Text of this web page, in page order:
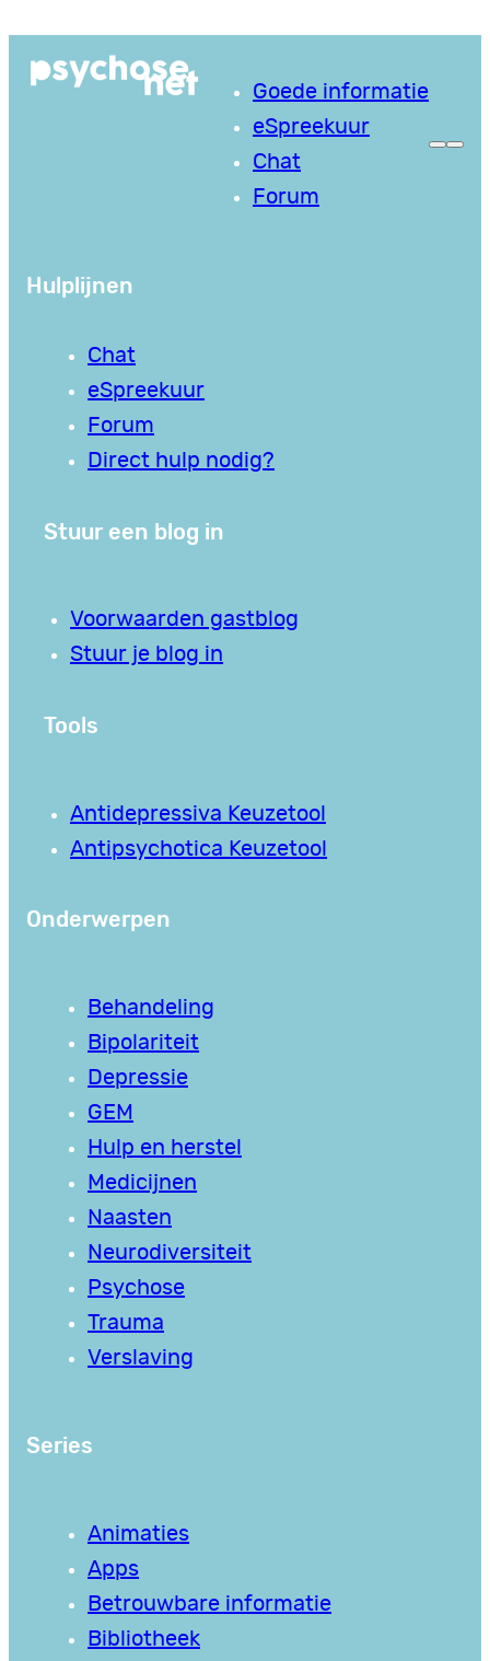
naar
Goede informatie
eSpreekuur
Chat
Forum
Hulplijnen
Chat
eSpreekuur
Forum
Direct hulp nodig?
Stuur een blog in
Voorwaarden gastblog
Stuur je blog in
Tools
Antidepressiva Keuzetool
Antipsychotica Keuzetool
Onderwerpen
Behandeling
Bipolariteit
Depressie
GEM
Hulp en herstel
Medicijnen
Naasten
Neurodiversiteit
Psychose
Trauma
Verslaving
Series
Animaties
Apps
Betrouwbare informatie
Bibliotheek